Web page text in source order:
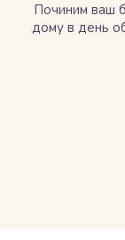
Починим ваш
дому в день